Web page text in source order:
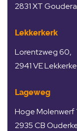
2831 XT
Lekkerkerk
Lorentzweg 60,
2941 VE
Lageweg
Hoge Molenwerf
2935 CB